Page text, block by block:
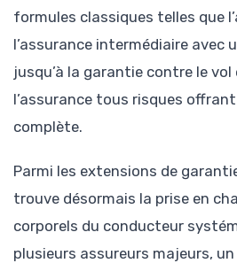
formules classiques telles que
l’assurance intermédiaire avec
jusqu’à la garantie contre le vol
l’assurance tous risques
complète.
Parmi les extensions de
trouve désormais la prise en
corporels du conducteur
plusieurs assureurs majeurs,